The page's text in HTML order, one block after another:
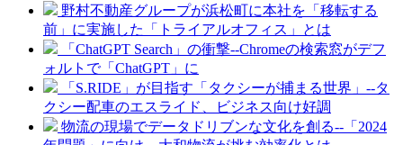
野村不動産グループが浜松町に本社を「移転する
前」に実施した「トライアルオフィス」とは
「ChatGPT Search」の衝撃--Chromeの検索窓がデフ
ォルトで「ChatGPT」に
「S.RIDE」が目指す「タクシーが捕まる世界」--タ
クシー配車のエスライド、ビジネス向け好調
物流の現場でデータドリブンな文化を創る--「2024